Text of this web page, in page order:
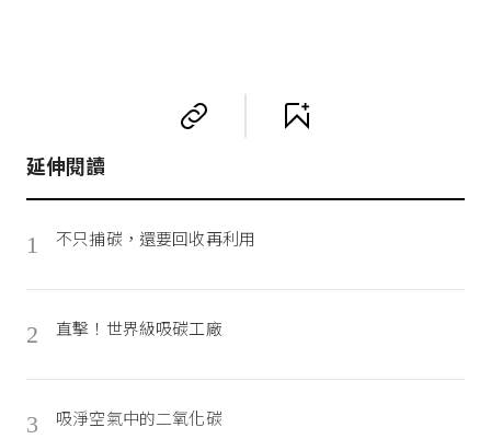
延伸閱讀
1 不只捕碳，還要回收再利用
2 直擊！世界級吸碳工廠
3 吸淨空氣中的二氧化碳